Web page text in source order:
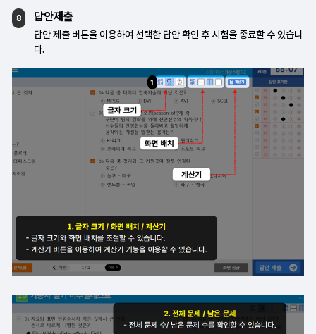
8 답안제출
답안 제출 버튼을 이용하여 선택한 답안 확인 후시험을 종료할 수 있습니
다.